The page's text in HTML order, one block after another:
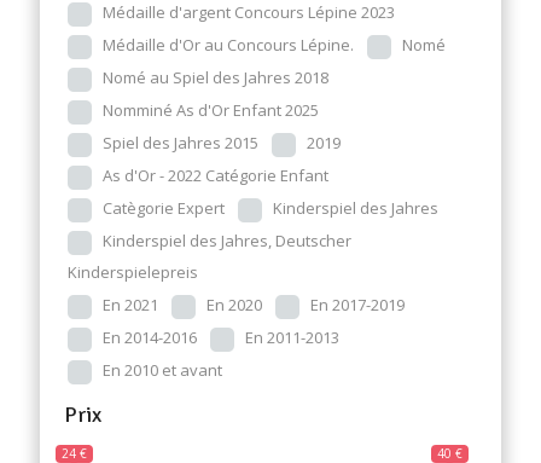
Médaille d'argent Concours Lépine 2023
Médaille d'Or au Concours Lépine.
Nomé
Nomé au Spiel des Jahres 2018
Nomminé As d'Or Enfant 2025
Spiel des Jahres 2015
2019
As d'Or - 2022 Catégorie Enfant
Catègorie Expert
Kinderspiel des Jahres
Kinderspiel des Jahres, Deutscher
Kinderspielepreis
En 2021
En 2020
En 2017-2019
En 2014-2016
En 2011-2013
En 2010 et avant
Prix
24 € 40 €